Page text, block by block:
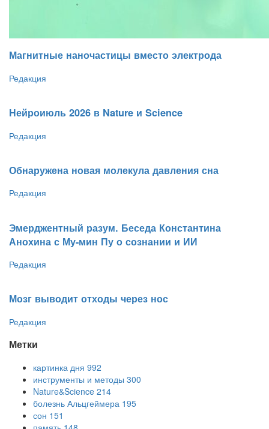
Магнитные наночастицы вместо электрода
Редакция
Нейроиюль 2026 в Nature и Science
Редакция
Обнаружена новая молекула давления сна
Редакция
Эмерджентный разум. Беседа Константина
Анохина с Му-мин Пу о сознании и ИИ
Редакция
Мозг выводит отходы через нос
Редакция
Метки
картинка дня 992
инструменты и методы 300
Nature&Science 214
болезнь Альцгеймера 195
сон 151